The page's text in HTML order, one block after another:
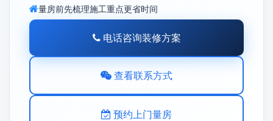
量房前先梳理施工重点更省时间
电话咨询装修方案
查看联系方式
预约上门量房